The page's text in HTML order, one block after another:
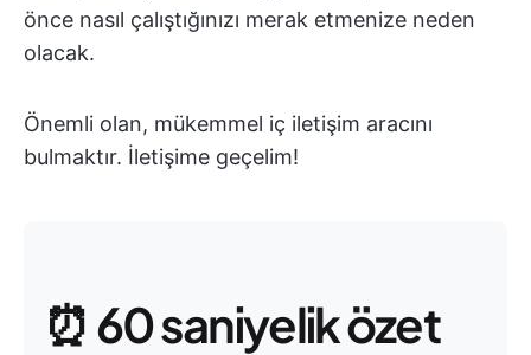
önce nasıl çalıştığınızı merak etmenize neden
olacak.
Önemli olan, mükemmel iç iletişim aracını
bulmaktır. İletişime geçelim!
⏰ 60 saniyelik özet